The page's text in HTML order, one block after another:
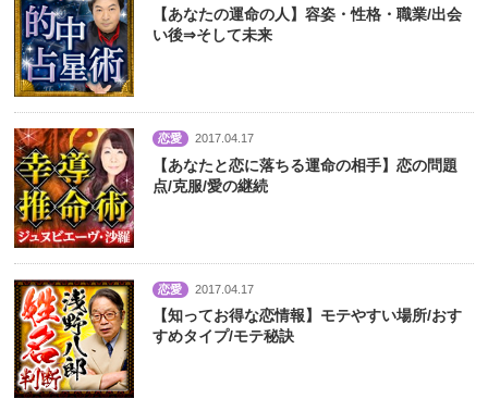
【あなたの運命の人】容姿・性格・職業/出会
い後⇒そして未来
恋愛 2017.04.17
【あなたと恋に落ちる運命の相手】恋の問題
点/克服/愛の継続
恋愛 2017.04.17
【知ってお得な恋情報】モテやすい場所/おす
すめタイプ/モテ秘訣